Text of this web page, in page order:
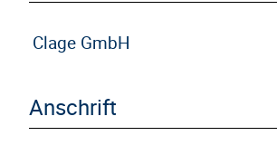
Clage GmbH
Anschrift